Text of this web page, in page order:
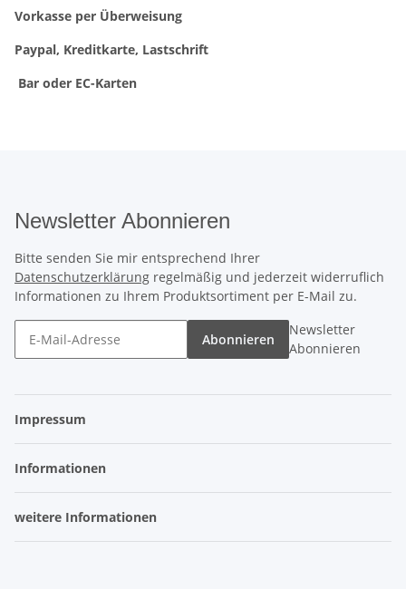
Vorkasse per Überweisung
Paypal, Kreditkarte, Lastschrift
Bar oder EC-Karten
Newsletter Abonnieren
Bitte senden Sie mir entsprechend Ihrer
Datenschutzerklärung regelmäßig und jederzeit widerruflich
Informationen zu Ihrem Produktsortiment per E-Mail zu.
Abonnieren
Newsletter
Abonnieren
Impressum
Informationen
weitere Informationen